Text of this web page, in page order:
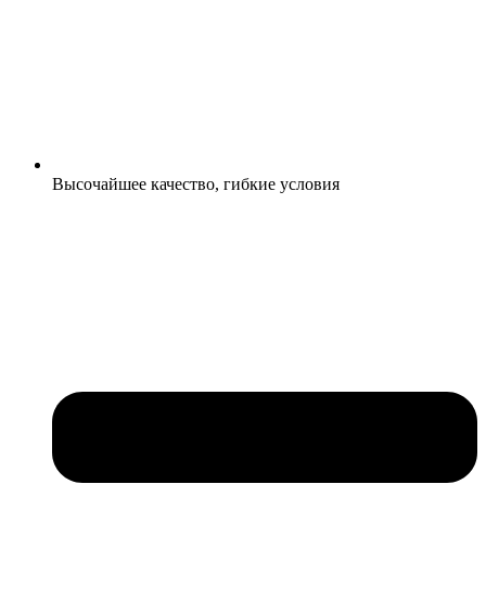
Высочайшее качество, гибкие условия